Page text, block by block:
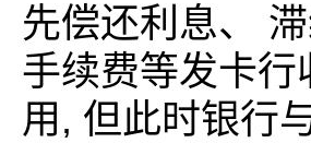
先偿还利息、 滞
手续费等发卡行
用, 但此时银行